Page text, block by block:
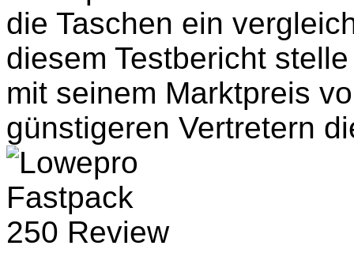
die Taschen ein
diesem Testbericht
mit seinem Marktpreis
günstigeren Vertretern